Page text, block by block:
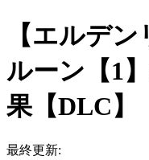
【エルデ
ルーン【1
果【DLC】
最終更新: